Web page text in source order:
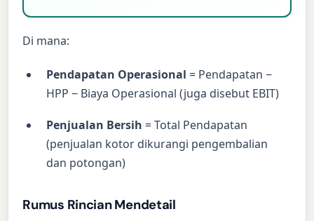
Di mana:
Pendapatan Operasional = Pendapatan −
HPP − Biaya Operasional (juga disebut EBIT)
Penjualan Bersih = Total Pendapatan
(penjualan kotor dikurangi pengembalian
dan potongan)
Rumus Rincian Mendetail